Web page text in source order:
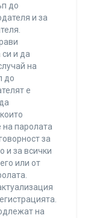
до
и за
и да
на
до
е
на паролата
за
и за всички
или от
на